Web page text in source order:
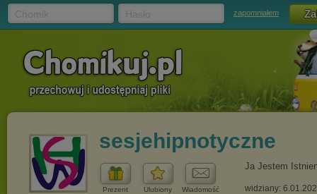
zapomniałem
sesjehipnotyczne
Prezent Ulubiony Wiadomość
Ja Jestem
widziany: